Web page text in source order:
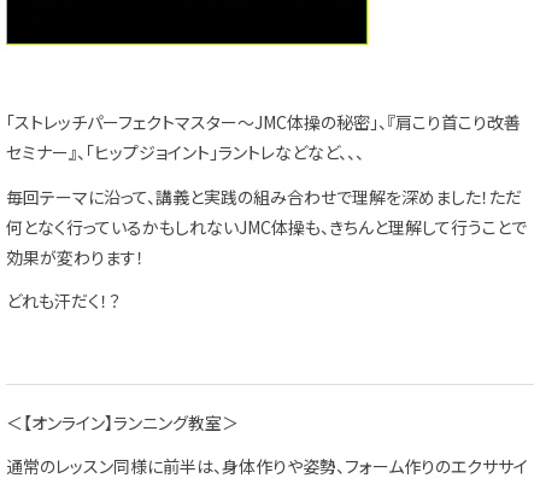
「ストレッチパーフェクトマスター～JMC体操の秘密」、『肩こり首こり改善
セミナー』、「ヒップジョイント」ラントレなどなど、、、
毎回テーマに沿って、講義と実践の組み合わせで理解を深めました！ただ
何となく行っているかもしれないJMC体操も、きちんと理解して行うことで
効果が変わります！
どれも汗だく！？
＜【オンライン】ランニング教室＞
通常のレッスン同様に前半は、身体作りや姿勢、フォーム作りのエクササイ